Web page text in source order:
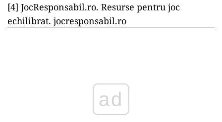
[4] JocResponsabil.ro. Resurse pentru joc
echilibrat. jocresponsabil.ro
ad